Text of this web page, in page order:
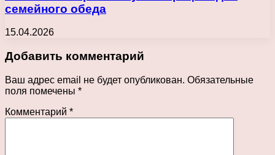
семейного обеда
15.04.2026
Добавить комментарий
Ваш адрес email не будет опубликован. Обязательные
поля помечены *
Комментарий *